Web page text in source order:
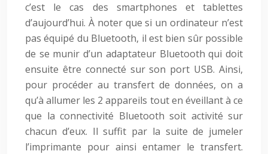
c’est le cas des smartphones et tablettes
d’aujourd’hui. À noter que si un ordinateur n’est
pas équipé du Bluetooth, il est bien sûr possible
de se munir d’un adaptateur Bluetooth qui doit
ensuite être connecté sur son port USB. Ainsi,
pour procéder au transfert de données, on a
qu’à allumer les 2 appareils tout en éveillant à ce
que la connectivité Bluetooth soit activité sur
chacun d’eux. Il suffit par la suite de jumeler
l’imprimante pour ainsi entamer le transfert.